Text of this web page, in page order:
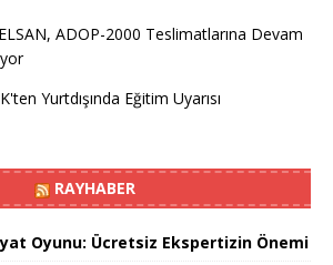
ADOP-2000 Teslimatlarına Devam
Yurtdışında Eğitim Uyarısı
RAYHABER
Oyunu: Ücretsiz Ekspertizin Önemi